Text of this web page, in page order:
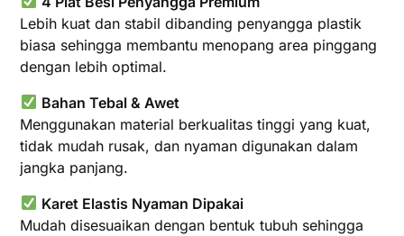
Lebih kuat dan stabil dibanding penyangga plastik
biasa sehingga membantu menopang area pinggang
dengan lebih optimal.
Bahan Tebal & Awet
Menggunakan material berkualitas tinggi yang kuat,
tidak mudah rusak, dan nyaman digunakan dalam
jangka panjang.
Karet Elastis Nyaman Dipakai
Mudah disesuaikan dengan bentuk tubuh sehingga